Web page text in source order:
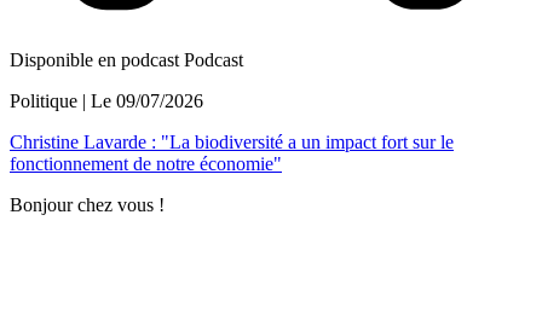
Disponible en podcast Podcast
Politique | Le 09/07/2026
Christine Lavarde : "La biodiversité a un impact fort sur le
fonctionnement de notre économie"
Bonjour chez vous !